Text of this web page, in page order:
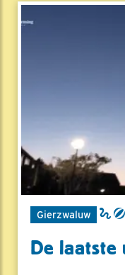
Gierzwaluw
De laatste